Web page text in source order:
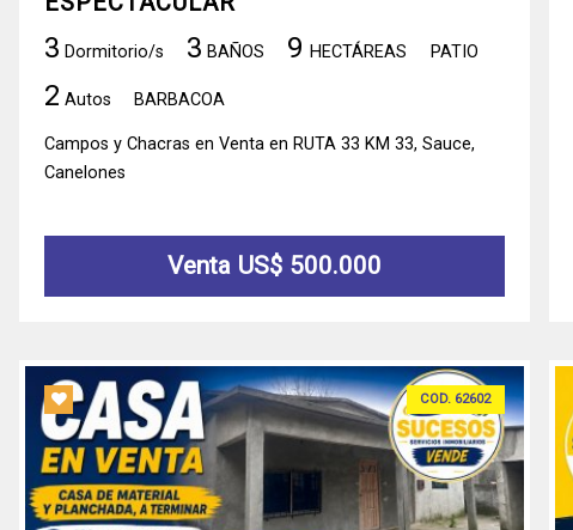
3 Dormitorio/s 3 BAÑOS 9HECTÁREAS PATIO
2 Autos BARBACOA
Campos y Chacras en Venta en RUTA 33 KM 33, Sauce,
Canelones
Venta US$ 500.000
COD. 62602